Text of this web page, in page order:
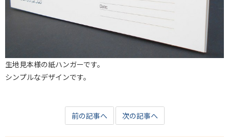
生地見本様の紙ハンガーです。
シンプルなデザインです。
前の記事へ 次の記事へ